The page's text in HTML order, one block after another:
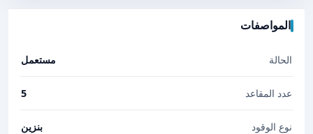
المواصفات
الحالة مستعمل
عدد المقاعد 5
نوع الوقود بنزين